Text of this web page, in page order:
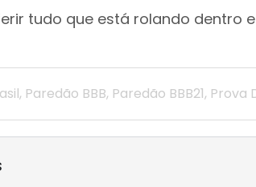
tudo que está rolando dentro
, Paredão BBB, Paredão BBB21, Prova